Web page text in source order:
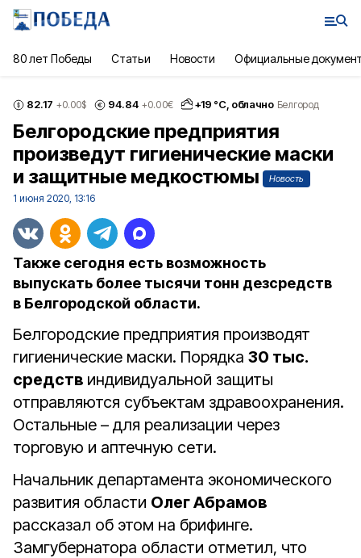
80 лет Победы Статьи Новости Официальные
82.17 +0.00$ 94.84 +0.00€ +19 °С, облачно Белгород
Белгородские предприятия
произведут гигиенические маски
и защитные медкостюмы
Новость
1 июня 2020, 13:16
Также сегодня есть возможность
выпускать более тысячи тонн дезсредств
в Белгородской области.
Белгородские предприятия производят
гигиенические маски. Порядка 30 тыс.
средств индивидуальной защиты
отправляются субъектам здравоохранения.
Остальные – для реализации через
торговую и аптечную сети.
Начальник департамента экономического
развития области Олег Абрамов
рассказал об этом на брифинге.
Замгубернатора области отметил, что